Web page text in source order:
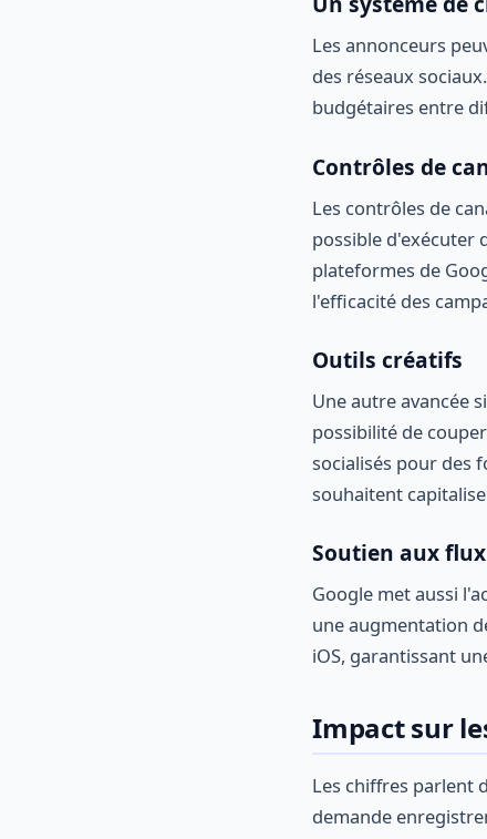
Les annonceurs
des réseaux
budgétaires entre
Contrôles de
Les contrôles de
possible d'exécuter
plateformes de
l'efficacité des
Outils créatifs
Une autre avancée
possibilité de
socialisés pour des
souhaitent
Soutien aux
Google met aussi
une augmentation
iOS, garantissant
Impact sur
Les chiffres parlent
demande